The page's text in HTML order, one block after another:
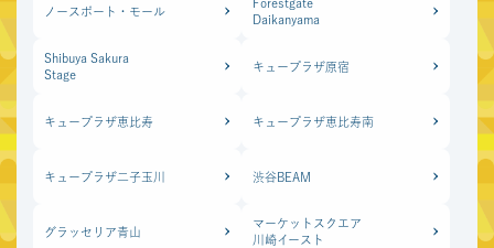
ノースポート・モール
Forestgate
Daikanyama
Shibuya Sakura
Stage
キュープラザ原宿
キュープラザ恵比寿 キュープラザ恵比寿南
キュープラザ二子玉川 渋谷BEAM
グラッセリア青山
マーケットスクエア
川崎イースト